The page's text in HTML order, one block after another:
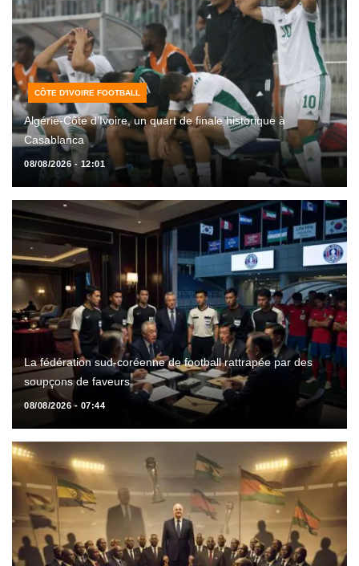
CÔTE D'IVOIRE FOOTBALL
Algérie-Côte d’Ivoire, un quart de finale historique à
Casablanca
08/08/2026 - 12:01
La fédération sud-coréenne de football rattrapée par des
soupçons de faveurs
08/08/2026 - 07:44